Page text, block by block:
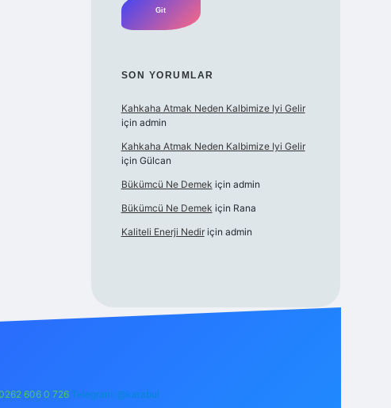
SON YORUMLAR
Kahkaha Atmak Neden Kalbimize Iyi Gelir
için admin
Kahkaha Atmak Neden Kalbimize Iyi Gelir
için Gülcan
Bükümcü Ne Demek için admin
Bükümcü Ne Demek için Rana
Kaliteli Enerji Nediriçin admin
606 0 726 Telegram: @karabul